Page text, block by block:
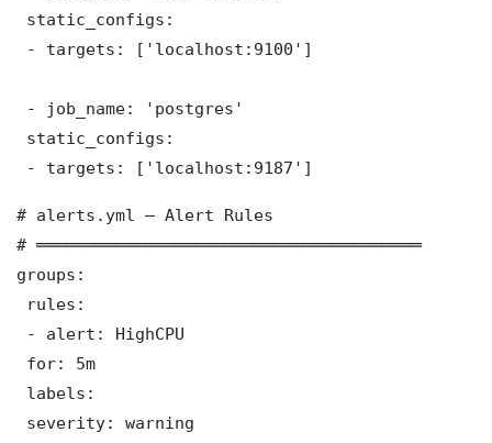
static_configs:
- targets: ['localhost:9100']
- job_name: 'postgres'
static_configs:
- targets: ['localhost:9187']
# alerts.yml — Alert Rules
# ═══════════════════════════════════════
groups:
rules:
- alert: HighCPU
for: 5m
labels:
severity: warning